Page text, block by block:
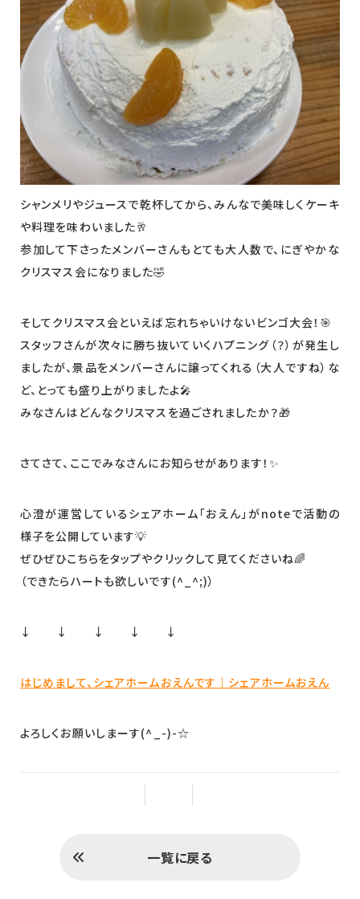
シャンメリやジュースで乾杯してから、みんなで美味しくケーキ
や料理を味わいました🥂
参加して下さったメンバーさんもとても大人数で、にぎやかな
クリスマス会になりました🤣
そしてクリスマス会といえば忘れちゃいけないビンゴ大会！🎯
スタッフさんが次々に勝ち抜いていくハプニング（？）が発生し
ましたが、景品をメンバーさんに譲ってくれる（大人ですね）な
ど、とっても盛り上がりましたよ🎤
みなさんはどんなクリスマスを過ごされましたか？🎁
さてさて、ここでみなさんにお知らせがあります！✨
心澄が運営しているシェアホーム「おえん」がnoteで活動の
様子を公開しています💡
ぜひぜひこちらをタップやクリックして見てくださいね🌈
（できたらハートも欲しいです(^_^;)）
↓ ↓ ↓ ↓ ↓
はじめまして、シェアホームおえんです｜シェアホームおえん
よろしくお願いしまーす(^_-)-☆
一覧に戻る